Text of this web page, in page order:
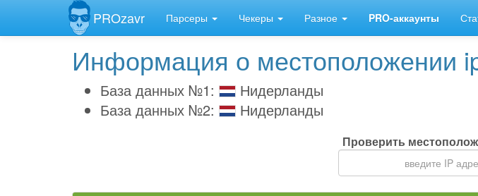
PROzavr Парсеры Чекеры Разное PRO-аккаунты
Информация о местоположении
База данных №1:
Нидерланды
База данных №2:
Нидерланды
Проверить